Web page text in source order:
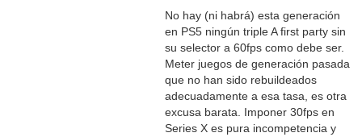
No hay (ni habrá) esta generación
en PS5 ningún triple A first party sin
su selector a 60fps como debe ser.
Meter juegos de generación pasada
que no han sido rebuildeados
adecuadamente a esa tasa, es otra
excusa barata. Imponer 30fps en
Series X es pura incompetencia y